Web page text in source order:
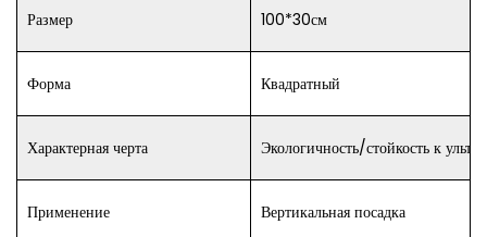
Размер 100*30см
Форма Квадратный
Характерная черта Экологичность/стойкость к
Применение Вертикальная посадка